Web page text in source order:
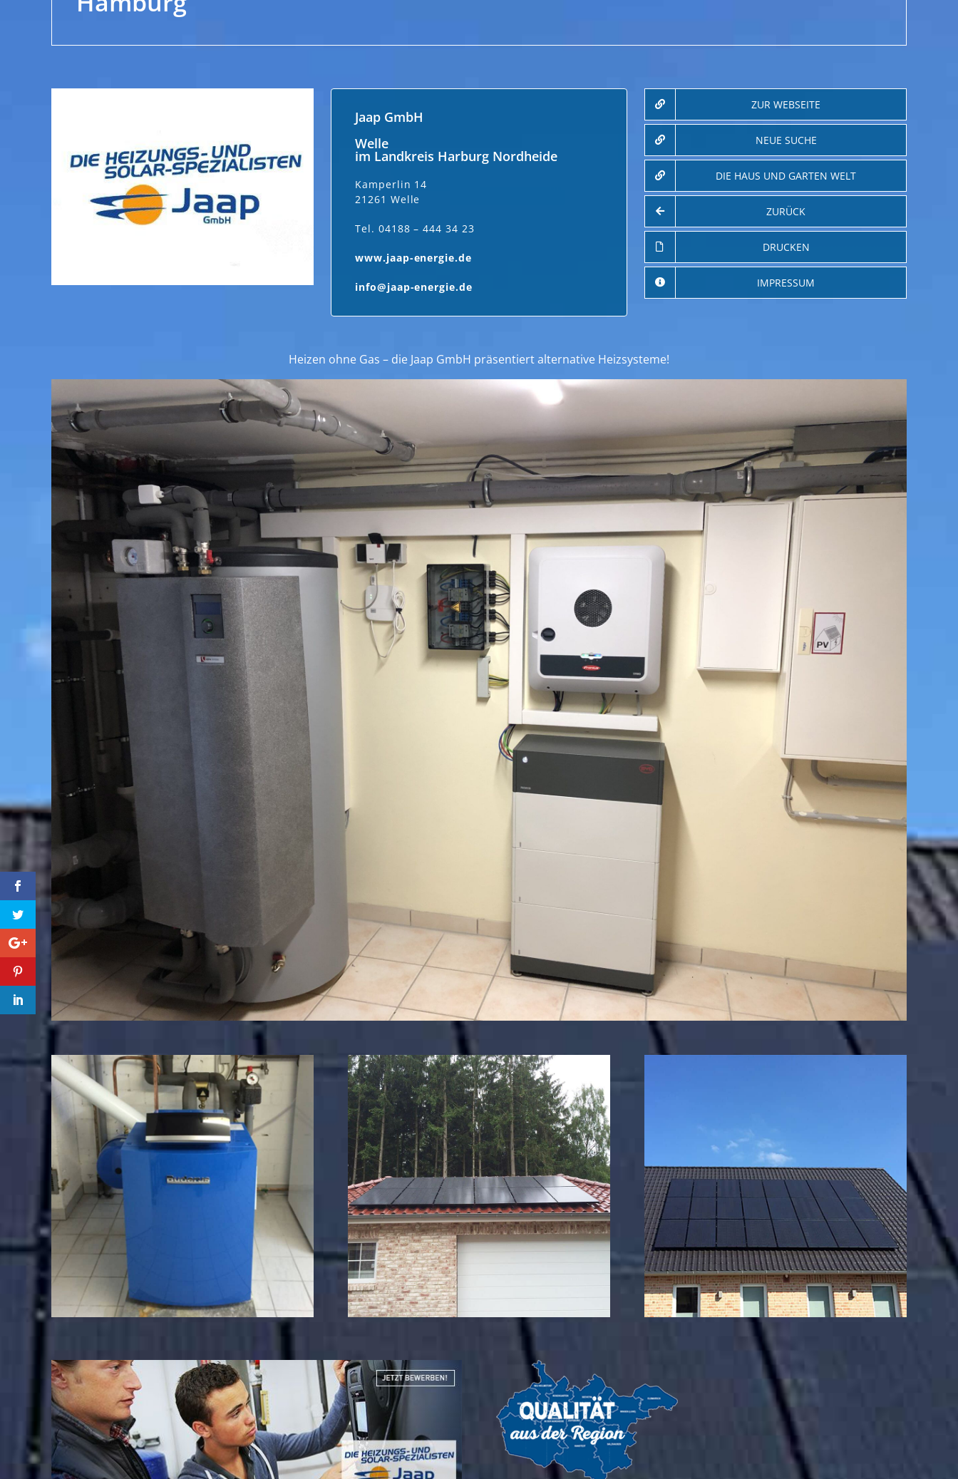
Jaap GmbH
Welle
im Landkreis Harburg Nordheide
Kamperlin 14
21261 Welle
Tel. 04188 – 444 34 23
www.jaap-energie.de
info@jaap-energie.de
ZUR WEBSEITE
NEUE SUCHE
DIE HAUS UND GARTEN WELT
ZURÜCK
DRUCKEN
IMPRESSUM
Heizen ohne Gas – die Jaap GmbH präsentiert alternative Heizsysteme!